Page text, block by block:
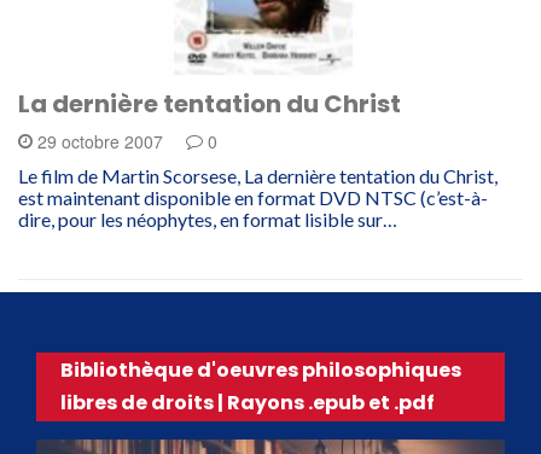
La dernière tentation du Christ
29 octobre 2007 0
Le film de Martin Scorsese, La dernière tentation du Christ,
est maintenant disponible en format DVD NTSC (c’est-à-
dire, pour les néophytes, en format lisible sur…
Bibliothèque d'oeuvres philosophiques
libres de droits | Rayons .epub et .pdf